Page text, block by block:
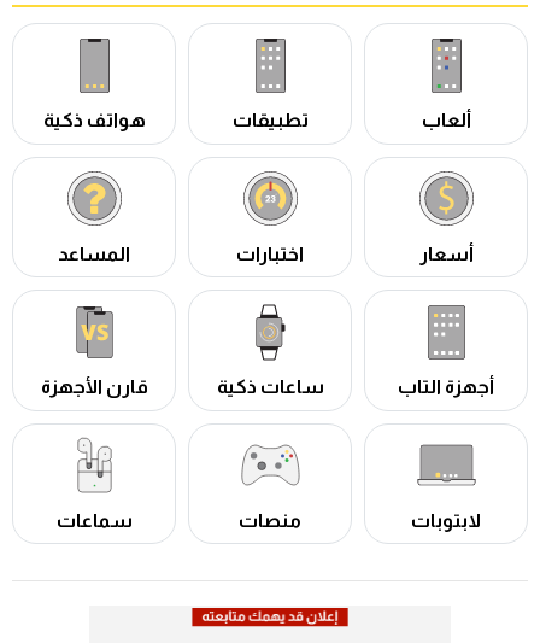
ألعاب تطبيقات هواتف ذكية
أسعار اختبارات المساعد
أجهزة التاب ساعات ذكية قارن الأجهزة
لابتوبات منصات سماعات